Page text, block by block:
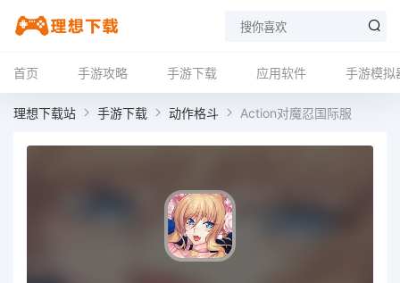
首页 手游攻略 手游下载 应用软件 手游模拟
理想下载站 手游下载 动作格斗 Action对魔忍国际服